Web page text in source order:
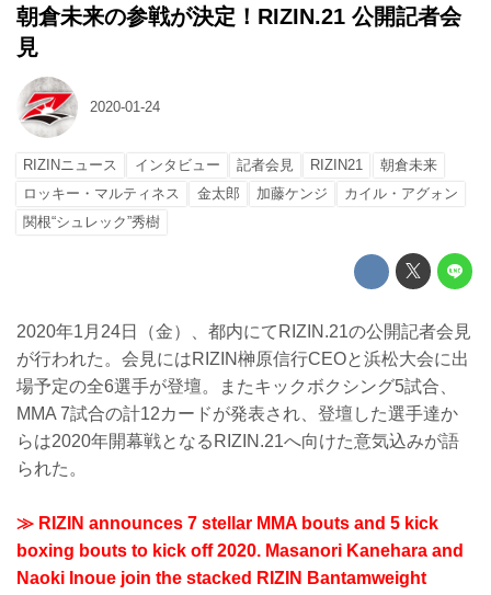
朝倉未来の参戦が決定！RIZIN.21 公開記者会
見
2020-01-24
RIZINニュース インタビュー 記者会見 RIZIN21
朝倉未来
ロッキー・マルティネス
金太郎 加藤ケンジ
カイル・アグォン
関根“シュレック”秀樹
2020年1月24日（金）、都内にてRIZIN.21の公開記者会見
が行われた。会見にはRIZIN榊原信行CEOと浜松大会に出
場予定の全6選手が登壇。またキックボクシング5試合、
MMA 7試合の計12カードが発表され、登壇した選手達か
らは2020年開幕戦となるRIZIN.21へ向けた意気込みが語
られた。
≫ RIZIN announces 7 stellar MMA bouts and 5 kick
boxing bouts to kick off 2020. Masanori Kanehara and
Naoki Inoue join the stacked RIZIN Bantamweight